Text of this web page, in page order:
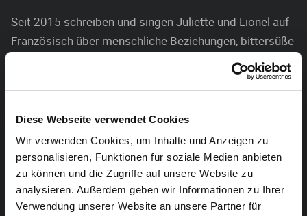
Diese Webseite verwendet Cookies
Wir verwenden Cookies, um Inhalte und Anzeigen zu
personalisieren, Funktionen für soziale Medien anbieten
zu können und die Zugriffe auf unsere Website zu
analysieren. Außerdem geben wir Informationen zu Ihrer
Verwendung unserer Website an unsere Partner für
Seit 2015 schreiben und singen Juliette und Lionel auf
Französisch über menschliche Beziehungen, bittersüße
Lebenssituationen und poetisches Engagement. Ganz
wie die musikalischen Vorbilder Mathieu Boogaerts,
Sauvages erschaffen sie mit Gitarre, Akkordeon,
Percussion und ihren beiden Stimmen Songs, die vor
Charme sprühen.
Sie spielten in Belgien (von Brüssel über Lüttich bis
Chiny), tourten 2016 durch Quebec (von Montreal bis